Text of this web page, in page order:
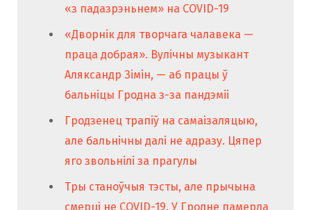
«з падазрэньнем» на COVID-19
«Дворнік для творчага чалавека —
праца добрая». Вулічны музыкант
Аляксандр Зімін, — аб працы ў
бальніцы Гродна з-за пандэміі
Гродзенец трапіў на самаізаляцыю,
але бальнічны далі не адразу. Цяпер
яго звольнілі за прагулы
Тры станоўчыя тэсты, але прычына
смерці не COVID-19. У Гродне памерла